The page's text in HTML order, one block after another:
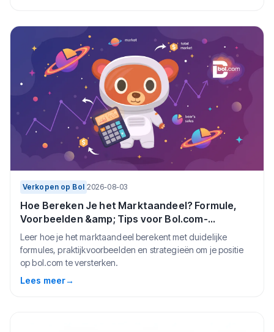
Verkopen op Bol 2026-08-03
Hoe Bereken Je het Marktaandeel? Formule,
Voorbeelden &amp; Tips voor Bol.com-
verkopers (2026)
Leer hoe je het marktaandeel berekent met duidelijke
formules, praktijkvoorbeelden en strategieën om je positie
op bol.com te versterken.
Lees meer→